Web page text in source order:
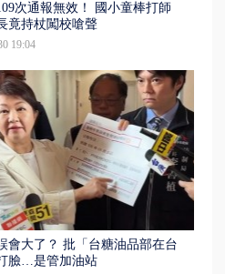
次通報無效！ 國小童棒打師
持杖闖校嗆聲
19:04
會大了？ 批「台糖油品部在台
臉…是管加油站